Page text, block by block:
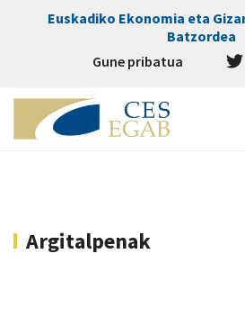
Euskadiko Ekonomia eta
Batzordea
Gune pribatua
Argitalpenak